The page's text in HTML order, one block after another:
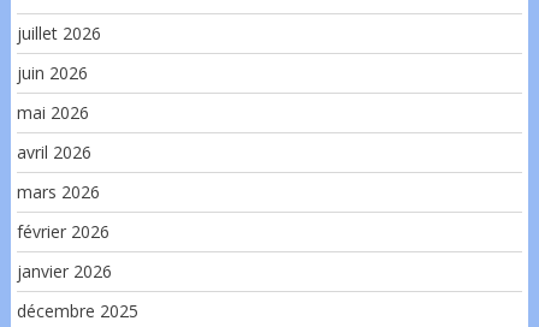
juillet 2026
juin 2026
mai 2026
avril 2026
mars 2026
février 2026
janvier 2026
décembre 2025